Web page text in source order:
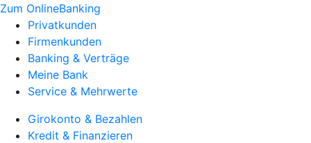
Zum OnlineBanking
Privatkunden
Firmenkunden
Banking & Verträge
Meine Bank
Service & Mehrwerte
Girokonto & Bezahlen
Kredit & Finanzieren